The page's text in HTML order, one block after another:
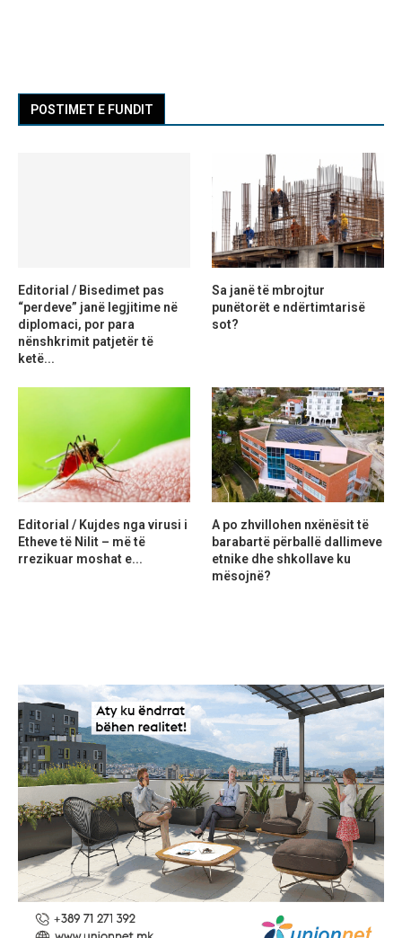
POSTIMET E FUNDIT
Editorial / Bisedimet pas
“perdeve” janë legjitime në
diplomaci, por para
nënshkrimit patjetër të
ketë...
Sa janë të mbrojtur
punëtorët e ndërtimtarisë
sot?
Editorial / Kujdes nga virusi i
Etheve të Nilit – më të
rrezikuar moshat e...
A po zhvillohen nxënësit të
barabartë përballë dallimeve
etnike dhe shkollave ku
mësojnë?